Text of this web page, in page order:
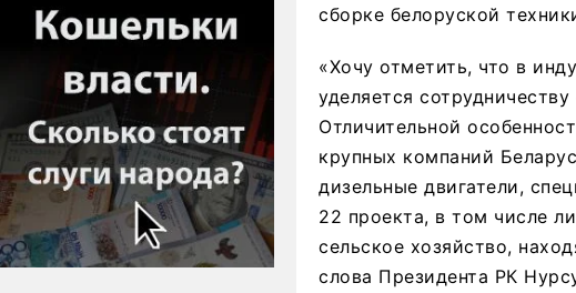
сборке белоруской
«Хочу отметить, что в
уделяется
Отличительной
крупных компаний
дизельные двигатели,
22 проекта, в том числе
сельское хозяйство,
слова Президента РК